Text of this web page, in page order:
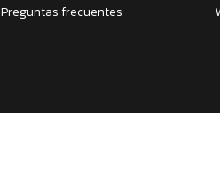
Preguntas frecuentes